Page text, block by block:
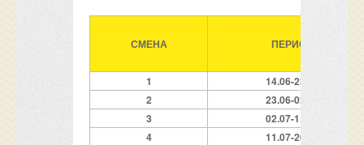
СМЕНА ПЕРИОД
1
14.06-23.06
2
23.06-02.07
3
02.07-11.07
4
11.07-20.07